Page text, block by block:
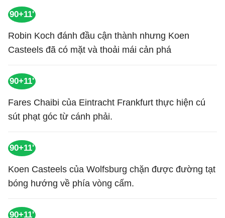
90+11'
Robin Koch đánh đầu cận thành nhưng Koen
Casteels đã có mặt và thoải mái cản phá
90+11'
Fares Chaibi của Eintracht Frankfurt thực hiện cú
sút phạt góc từ cánh phải.
90+11'
Koen Casteels của Wolfsburg chặn được đường tạt
bóng hướng về phía vòng cấm.
90+11'